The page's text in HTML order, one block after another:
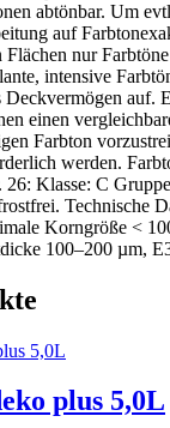
abtönbar. Um
auf
Flächen nur
intensive
Deckvermögen auf.
einen
Farbton
werden.
Klasse: C
Technische
Korngröße <
100–200 µm,
plus 5,0L